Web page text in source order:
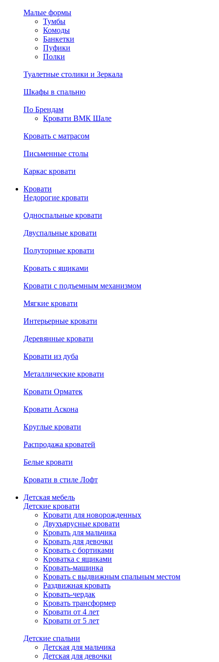
Малые формы
Тумбы
Комоды
Банкетки
Пуфики
Полки
Туалетные столики и Зеркала
Шкафы в спальню
По Брендам
Кровати ВМК Шале
Кровать с матрасом
Письменные столы
Каркас кровати
Кровати
Недорогие кровати
Односпальные кровати
Двуспальные кровати
Полуторные кровати
Кровать с ящиками
Кровати с подъемным механизмом
Мягкие кровати
Интерьерные кровати
Деревянные кровати
Кровати из дуба
Металлические кровати
Кровати Орматек
Кровати Аскона
Круглые кровати
Распродажа кроватей
Белые кровати
Кровати в стиле Лофт
Детская мебель
Детские кровати
Кровати для новорожденных
Двухъярусные кровати
Кровать для мальчика
Кровать для девочки
Кровать с бортиками
Кроватка с ящиками
Кровать-машинка
Кровать с выдвижным спальным местом
Раздвижная кровать
Кровать-чердак
Кровать трансформер
Кровати от 4 лет
Кровати от 5 лет
Детские спальни
Детская для мальчика
Детская для девочки